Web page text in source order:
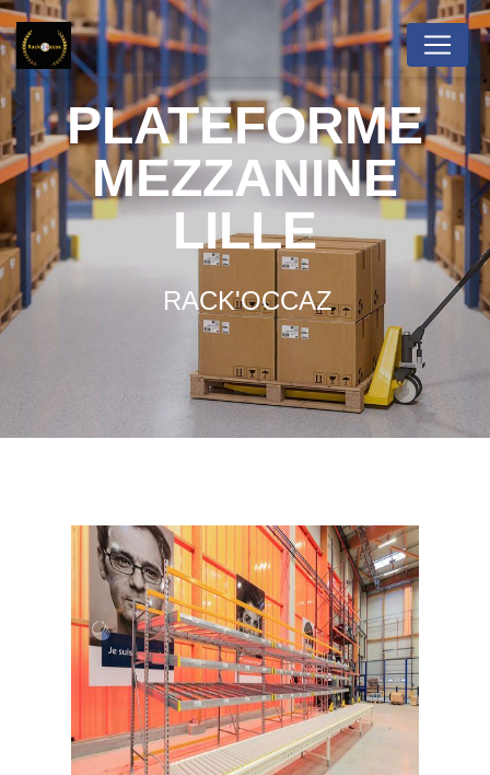
PLATEFORME
MEZZANINE
LILLE
RACK'OCCAZ
Panneau de gestion des cookies